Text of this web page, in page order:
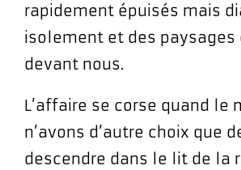
rapidement épuisés mais
isolement et des
devant nous.
L’affaire se corse quand le
n’avons d’autre choix que
descendre dans le lit de la